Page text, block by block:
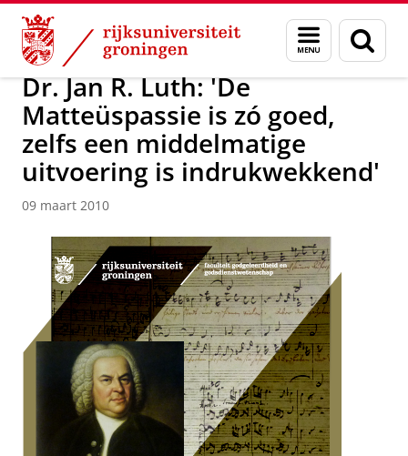
Skip
Content
Skip
Navigation
Menu
en
zoeken
Over ons Actueel Nieuws Nieuwsberichten
Dr. Jan R. Luth: 'De
Matteüspassie is zó goed,
zelfs een middelmatige
uitvoering is indrukwekkend'
09 maart 2010